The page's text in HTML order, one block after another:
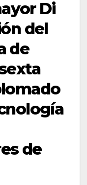
Di
del
de
de